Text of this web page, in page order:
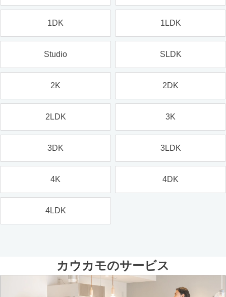
1DK 1LDK
Studio SLDK
2K 2DK
2LDK 3K
3DK 3LDK
4K 4DK
4LDK
カウカモのサービス